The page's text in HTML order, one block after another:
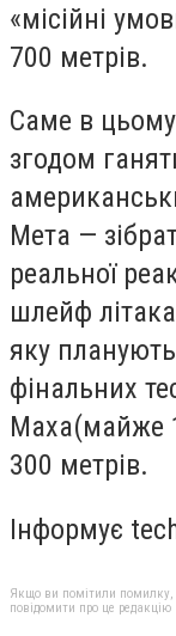
«місійні
700 метрів.
Саме в
згодом
Мета —
реальної
шлейф
яку
фінальних
Маха(майже
300 метрів.
Інформує
Якщо ви помітили помилку,
повідомити про це редакцію